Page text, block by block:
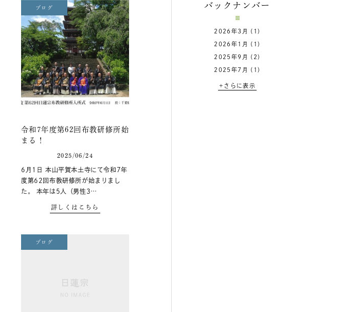
ブログ
令和7年度第62回布教研修所始
まる！
2025/06/24
6月1日 本山平賀本土寺にて令和7年
度第62回布教研修所が始まりまし
た。 本年は5人（男性3…
詳しくはこちら
ブログ
バックナンバー
2026年3月 (1)
2026年1月 (1)
2025年9月 (2)
2025年7月 (1)
+さらに表示